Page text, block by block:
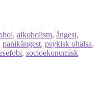
, alkoholism, ångest,
panikångest, psykisk ohälsa,
, socioekonomisk